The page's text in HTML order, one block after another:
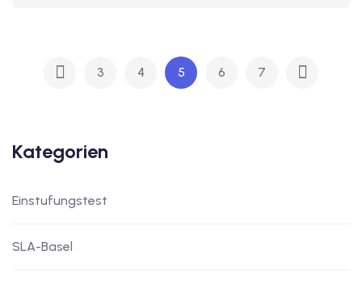
3 4 5 6 7
Kategorien
Einstufungstest
SLA-Basel